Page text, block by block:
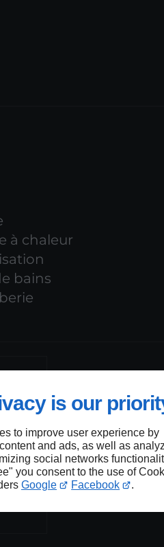
is our
to improve user experience by
and ads, as well as
social networks
you consent to the use of
Google Facebook .
à chaleur
bains